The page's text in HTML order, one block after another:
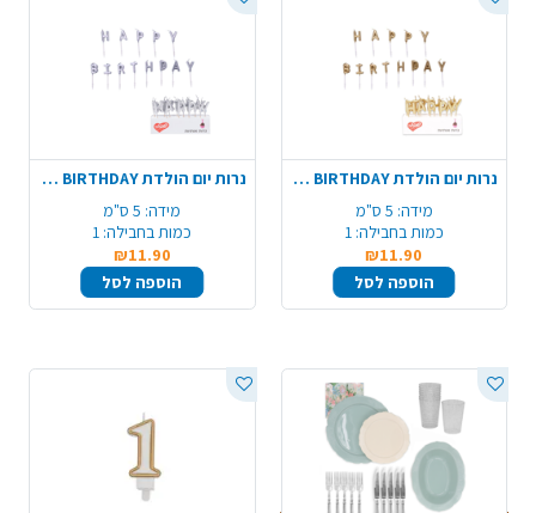
נרות יום הולדת HAPPY BIRTHDAY אותיות - זהב
מידה: 5 ס"מ
כמות בחבילה: 1
₪11.90
הוספה לסל
נרות יום הולדת HAPPY BIRTHDAY אותיות - כסף
מידה: 5 ס"מ
כמות בחבילה: 1
₪11.90
הוספה לסל